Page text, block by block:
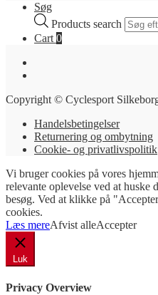
Søg
Products search
Cart 0
Copyright © Cyclesport
Handelsbetingelser
Returnering og ombytning
Cookie- og privatlivspolitik
Vi bruger cookies på vores
relevante oplevelse ved at huske
besøg. Ved at klikke på
cookies.
Læs mereAfvist alleAccepter
Luk
Privacy Overview